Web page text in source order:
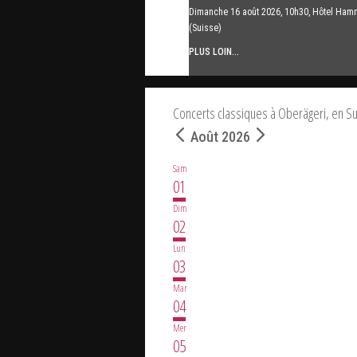
Dimanche 16 août 2026, 10h30, Hôtel
(Suisse)
PLUS LOIN...
Concerts classiques à Oberägeri, en
Août 2026
Sam
01
Dim
02
Lun
03
Mar
04
Mer
05